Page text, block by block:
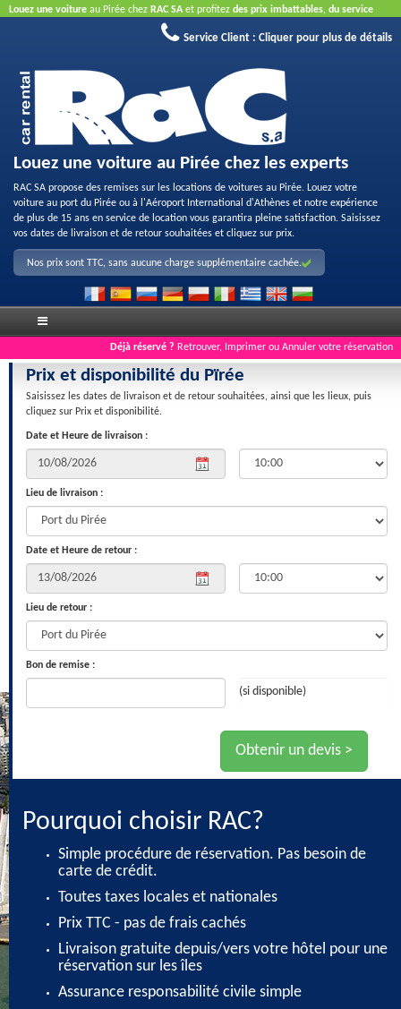
Louez une voiture au Pirée chez RAC SA et profitez des prix imbattables, du service
de la bonne qualité du véhicule loué
La carte de crédit n'est pas nécessaire.
Service Client : Cliquer pour plus de détails
Louez une voiture au Pirée chez les experts
RAC SA propose des remises sur les locations de voitures au Pirée. Louez votre
voiture au port du Pirée ou à l'Aéroport International d'Athènes et notre expérience
de plus de 15 ans en service de location vous garantira pleine satisfaction. Saisissez
vos dates de livraison et de retour souhaitées et cliquez sur prix.
Nos prix sont TTC, sans aucune charge supplémentaire cachée.
Déjà réservé ? Retrouver, Imprimer ou Annuler votre réservation
Prix et disponibilité du Pïrée
Saisissez les dates de livraison et de retour souhaitées, ainsi que les lieux, puis
cliquez sur Prix et disponibilité.
Date et Heure de livraison :
Lieu de livraison :
Date et Heure de retour :
Lieu de retour :
Bon de remise :
(si disponible)
Pourquoi choisir RAC?
Simple procédure de réservation. Pas besoin de
carte de crédit.
Toutes taxes locales et nationales
Prix TTC - pas de frais cachés
Livraison gratuite depuis/vers votre hôtel pour une
réservation sur les îles
Assurance responsabilité civile simple